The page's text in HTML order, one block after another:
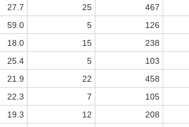
27.7 25 467
59.0 5 126
18.0 15 238
25.4 5 103
21.9 22 458
22.3 7 105
19.3 12 208